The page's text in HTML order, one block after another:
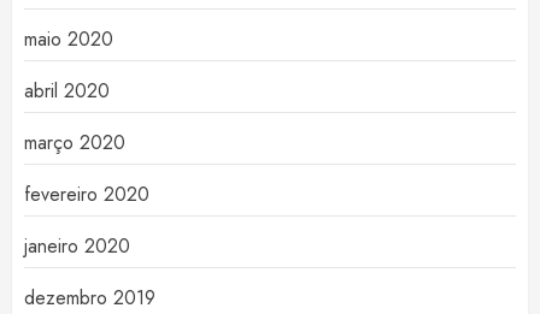
maio 2020
abril 2020
março 2020
fevereiro 2020
janeiro 2020
dezembro 2019